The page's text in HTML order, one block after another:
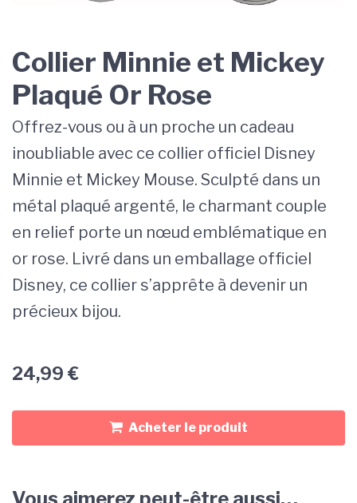
Collier Minnie et Mickey
Plaqué Or Rose
Offrez-vous ou à un proche un cadeau
inoubliable avec ce collier officiel Disney
Minnie et Mickey Mouse. Sculpté dans un
métal plaqué argenté, le charmant couple
en relief porte un nœud emblématique en
or rose. Livré dans un emballage officiel
Disney, ce collier s’apprête à devenir un
précieux bijou.
24,99 €
Acheter le produit